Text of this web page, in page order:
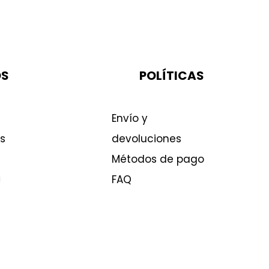
POLÍTICAS
Envío y
devoluciones
Métodos de pago
FAQ